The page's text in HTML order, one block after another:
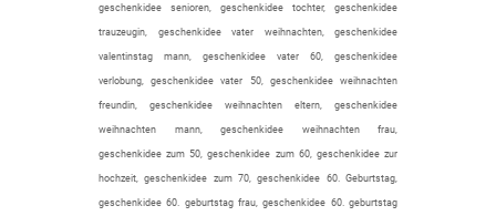
geschenkidee senioren, geschenkidee tochter, geschenkidee
trauzeugin, geschenkidee vater weihnachten, geschenkidee
valentinstag mann, geschenkidee vater 60, geschenkidee
verlobung, geschenkidee vater 50, geschenkidee weihnachten
freundin, geschenkidee weihnachten eltern, geschenkidee
weihnachten mann, geschenkidee weihnachten frau,
geschenkidee zum 50, geschenkidee zum 60, geschenkidee zur
hochzeit, geschenkidee zum 70, geschenkidee 60. Geburtstag,
geschenkidee 60. geburtstag frau, geschenkidee 60. geburtstag